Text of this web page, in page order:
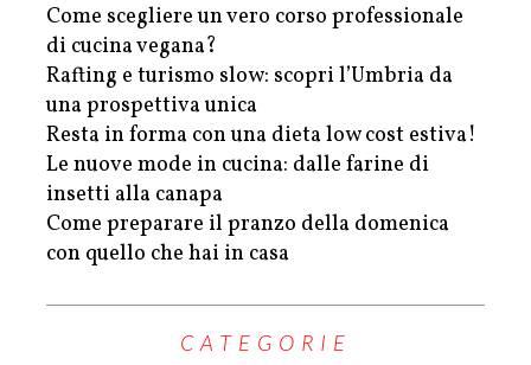
Come scegliere un vero corso professionale
di cucina vegana?
Rafting e turismo slow: scopri l’Umbria da
una prospettiva unica
Resta in forma con una dieta low cost estiva!
Le nuove mode in cucina: dalle farine di
insetti alla canapa
Come preparare il pranzo della domenica
con quello che hai in casa
CATEGORIE